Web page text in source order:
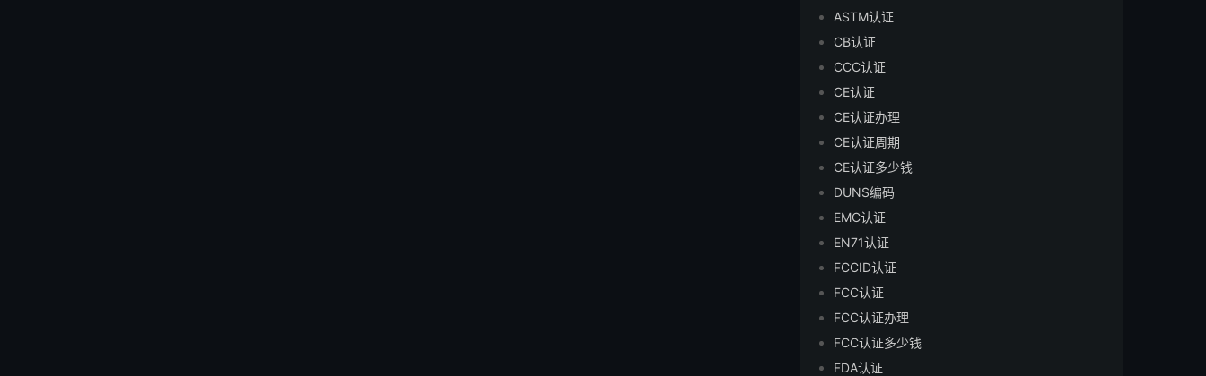
ASTM认证
CB认证
CCC认证
CE认证
CE认证办理
CE认证周期
CE认证多少钱
DUNS编码
EMC认证
EN71认证
FCCID认证
FCC认证
FCC认证办理
FCC认证多少钱
FDA认证